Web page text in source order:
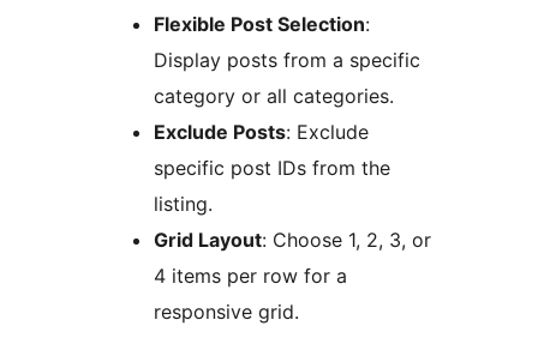
Flexible Post Selection:
Display posts from a specific
category or all categories.
Exclude Posts: Exclude
specific post IDs from the
listing.
Grid Layout: Choose 1, 2, 3, or
4 items per row for a
responsive grid.